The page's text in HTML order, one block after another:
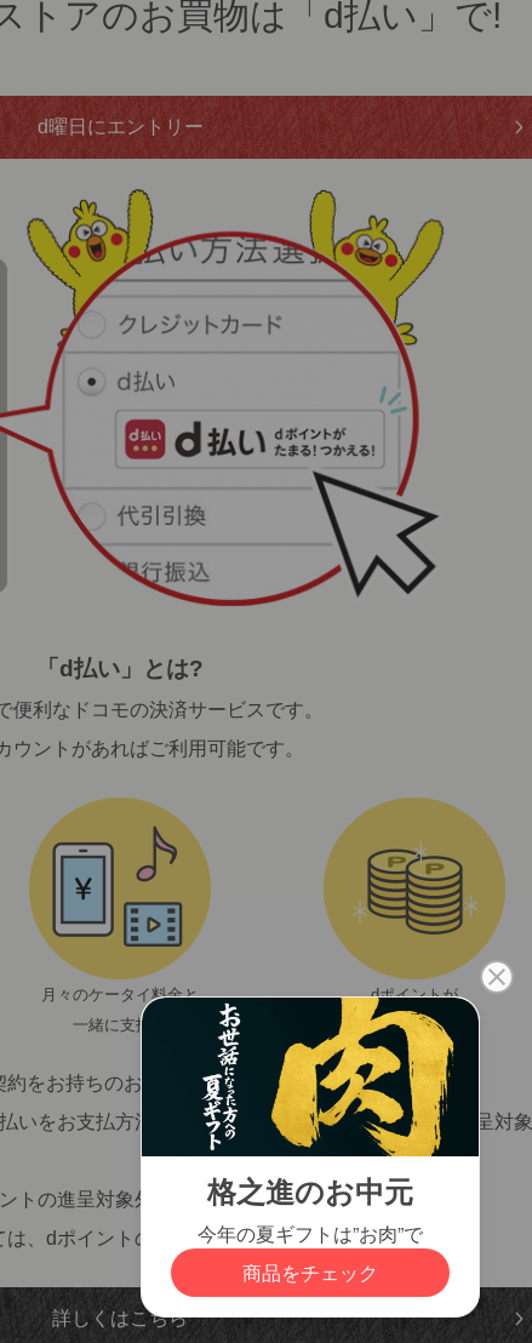
トアのお買物は「d払い」で!
d曜日にエントリー
「d払い」とは?
利なドコモの決済サービスです。
ウントがあればご利用可能です。
月々のケータイ料金と
一緒に支払い
dポイントが
たまる・使える
をお持ちのお客さまがご利用になれます。
いをお支払方法に設定された場合は、dポイントの進呈対象
トの進呈対象外となります。
、dポイントの進呈対象外となることがあります。
詳しくはこちら